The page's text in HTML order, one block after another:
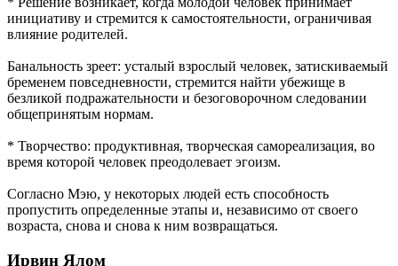
инициативу и стремится к самостоятельности, ограничивая
влияние родителей.
Банальность зреет: усталый взрослый человек, затискиваемый
бременем повседневности, стремится найти убежище в
безликой подражательности и безоговорочном следовании
общепринятым нормам.
* Творчество: продуктивная, творческая самореализация, во
время которой человек преодолевает эгоизм.
Согласно Мэю, у некоторых людей есть способность
пропустить определенные этапы и, независимо от своего
возраста, снова и снова к ним возвращаться.
Ирвин Ялом